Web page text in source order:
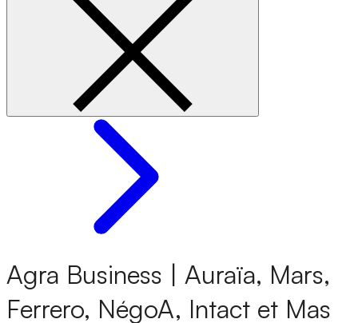
Agra Business | Auraïa, Mars,
Ferrero, NégoA, Intact et Mas